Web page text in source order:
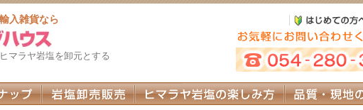
入雑貨なら
マラヤ岩塩を卸元とする